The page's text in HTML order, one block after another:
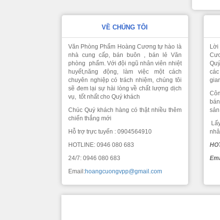
VỀ CHÚNG TÔI
Văn Phòng Phẩm Hoàng Cương tự hào là
nhà cung cấp, bán buôn , bán lẻ Văn
phòng phẩm. Với đội ngũ nhân viên nhiệt
huyết,năng động, làm việc một cách
chuyên nghiệp có trách nhiệm, chúng tôi
sẽ đem lại sự hài lòng về chất lượng dịch
vụ, tốt nhất cho Quý khách
Chúc Quý khách hàng có thật nhiều thêm
chiến thắng mới
Hỗ trợ trực tuyến : 0904564910
HOTLINE: 0946 080 683
24/7: 0946 080 683
Email:hoangcuongvpp@gmail.com